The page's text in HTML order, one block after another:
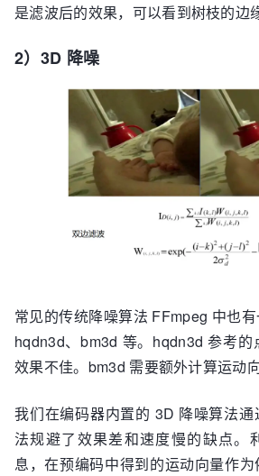
是滤波后的效果，可以看到树枝的边
2）3D 降噪
常见的传统降噪算法 FFmpeg 中也
hqdn3d、bm3d 等。hqdn3d 参考
效果不佳。bm3d 需要额外计算运动
我们在编码器内置的 3D 降噪算法
法规避了效果差和速度慢的缺点。
息，在预编码中得到的运动向量作